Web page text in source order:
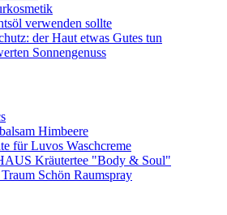
verwenden sollte
der Haut etwas Gutes tun
Sonnengenuss
Himbeere
für Luvos Waschcreme
Kräutertee "Body & Soul"
Schön Raumspray